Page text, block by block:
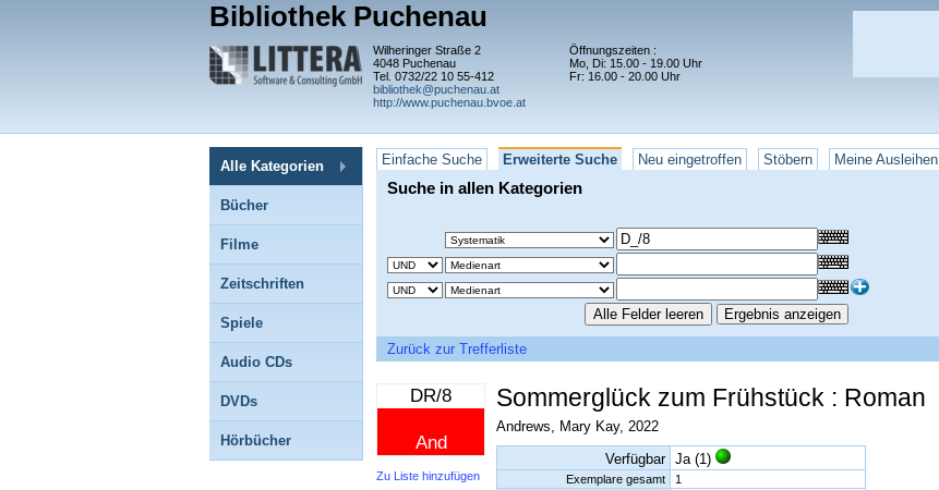
Bibliothek Puchenau
Wilheringer Straße 2
4048 Puchenau
Tel. 0732/22 10 55-412
bibliothek@puchenau.at
http://www.puchenau.bvoe.at
Öffnungszeiten :
Mo, Di: 15.00 - 19.00 Uhr
Fr: 16.00 - 20.00 Uhr
Einfache Suche Erweiterte Suche Neu eingetroffen Stöbern Meine Ausleihen
Suche in allen Kategorien
Zurück zur Trefferliste
DR/8
And
Zu Liste hinzufügen
Sommerglück zum Frühstück : Roman
Andrews, Mary Kay, 2022
Verfügbar Ja (1)
Exemplare gesamt
1
Alle Kategorien
Bücher
Filme
Zeitschriften
Spiele
Audio CDs
DVDs
Hörbücher